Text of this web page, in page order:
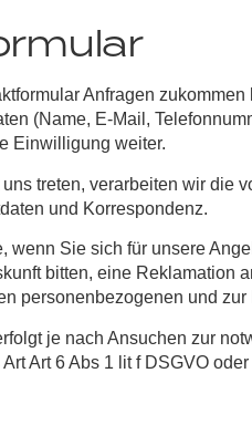
Anfragen
(Name, E-Mail,
Einwilligung weiter.
treten, verarbeiten wir die
und Korrespondenz.
wenn Sie sich für unsere
bitten, eine Reklamation
personenbezogenen und
je nach Ansuchen zur
Art 6 Abs 1 lit f DSGVO